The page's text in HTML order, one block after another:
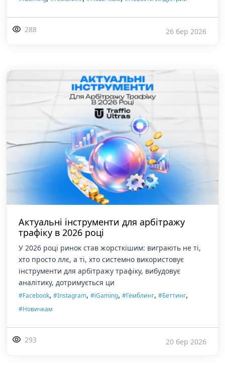
288 26 бер 2026
Актуальні інструменти для арбітражу
трафіку в 2026 році
У 2026 році ринок став жорсткішим: виграють не ті,
хто просто ллє, а ті, хто системно використовує
інструменти для арбітражу трафіку, вибудовує
аналітику, дотримується ци
#Facebook, #Instagram, #iGaming, #Гемблинг, #Беттинг,
#Новичкам
293 20 бер 2026